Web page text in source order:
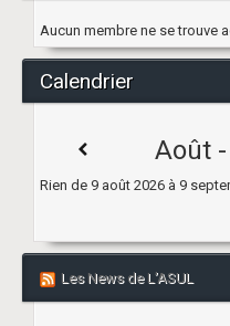
Aucun membre ne se trouve
Calendrier
Août
Rien de 9 août 2026 à 9
Les News de L’ASUL